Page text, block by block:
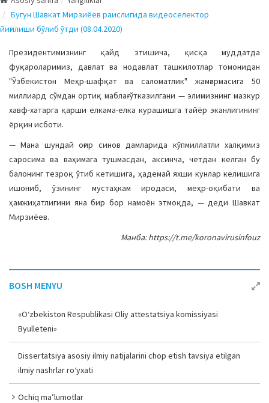
g
l
e
N
a
v
i
g
a
i
o
n
Бугун Шавкат Мирзиёев раислигида видеоселектор
йиғилиши бўлиб ўтди (08.04.2020)
Президентимизнинг қайд этишича, қисқа муддатда
фуқароларимиз, давлат ва нодавлат ташкилотлар томонидан
"Ўзбекистон Меҳр-шафқат ва саломатлик" жамғармасига 50
миллиард сўмдан ортиқ маблағ ўтказилгани — элимизнинг мазкур
хавф-хатарга қарши елкама-елка курашишга тайёр эканлигининг
ёрқин исботи.
— Мана шундай оғир синов дамларида кўпмиллатли халқимиз
саросима ва ваҳимага тушмасдан, аксинча, четдан келган бу
балонинг тезроқ ўтиб кетишига, ҳадемай яхши кунлар келишига
ишониб, ўзининг мустаҳкам иродаси, меҳр-оқибати ва
ҳамжиҳатлигини яна бир бор намоён этмоқда, — деди Шавкат
Мирзиёев.
Манба: https://t.me/koronavirusinfouz
BOSH MENYU
«O‘zbekiston Respublikasi Oliy attestatsiya komissiyasi
Byulleteni»
Dissertatsiya asosiy ilmiy natijalarini chop etish tavsiya etilgan
ilmiy nashrlar ro‘yxati
Ochiq ma’lumotlar